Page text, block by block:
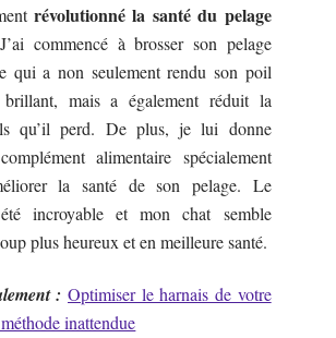
révolutionné la santé du pelage
commencé à brosser son pelage
qui a non seulement rendu son poil
mais a également réduit la
qu’il perd. De plus, je lui donne
alimentaire spécialement
la santé de son pelage. Le
incroyable et mon chat semble
plus heureux et en meilleure santé.
: Optimiser le harnais de votre
inattendue